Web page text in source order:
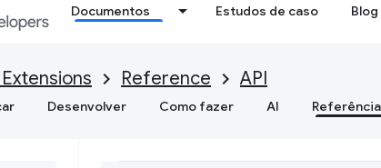
Documentos Estudos de caso Blog
Reference API
Desenvolver Como fazer AI Referência